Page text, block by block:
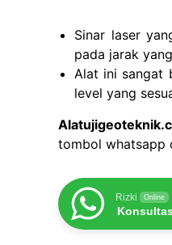
Sinar laser
pada jarak
Alat ini sangat
level yang
tombol whatsapp
Rizki Online